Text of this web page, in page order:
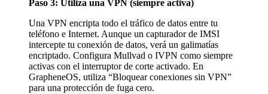
Paso 3: Utiliza una VPN (siempre activa)
Una VPN encripta todo el tráfico de datos entre tu
teléfono e Internet. Aunque un capturador de IMSI
intercepte tu conexión de datos, verá un galimatías
encriptado. Configura Mullvad o IVPN como siempre
activas con el interruptor de corte activado. En
GrapheneOS, utiliza “Bloquear conexiones sin VPN”
para una protección de fuga cero.